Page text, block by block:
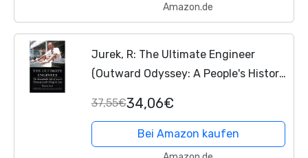
Amazon.de
Jurek, R: The Ultimate Engineer
(Outward Odyssey: A People's History
37,55€34,06€
Bei Amazon kaufen